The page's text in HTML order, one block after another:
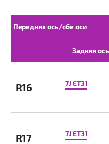
Передняя ось/обе оси
Задняя ось
R16 7J ET31
R17 7J ET31